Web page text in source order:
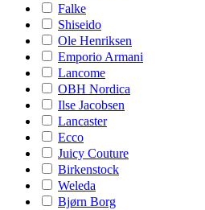
Falke
Shiseido
Ole Henriksen
Emporio Armani
Lancome
OBH Nordica
Ilse Jacobsen
Lancaster
Ecco
Juicy Couture
Birkenstock
Weleda
Bjørn Borg